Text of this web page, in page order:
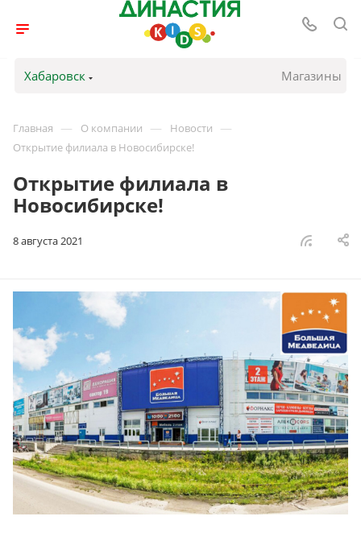
Хабаровск Магазины
Главная — О компании — Новости —
Открытие филиала в Новосибирске!
Открытие филиала в
Новосибирске!
8 августа 2021